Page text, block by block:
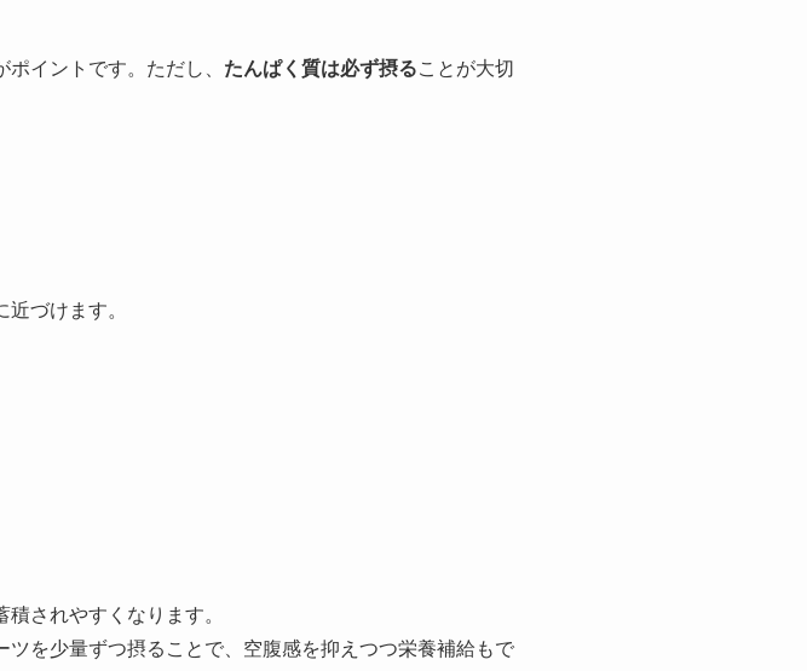
イントです。ただし、 たんぱく質は必ず摂ることが大切
づけます。
されやすくなります。
ツを少量ずつ摂ることで、空腹感を抑えつつ栄養補給もで